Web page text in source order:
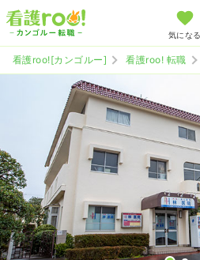
気になる
看護roo![カンゴルー] 看護roo! 転職